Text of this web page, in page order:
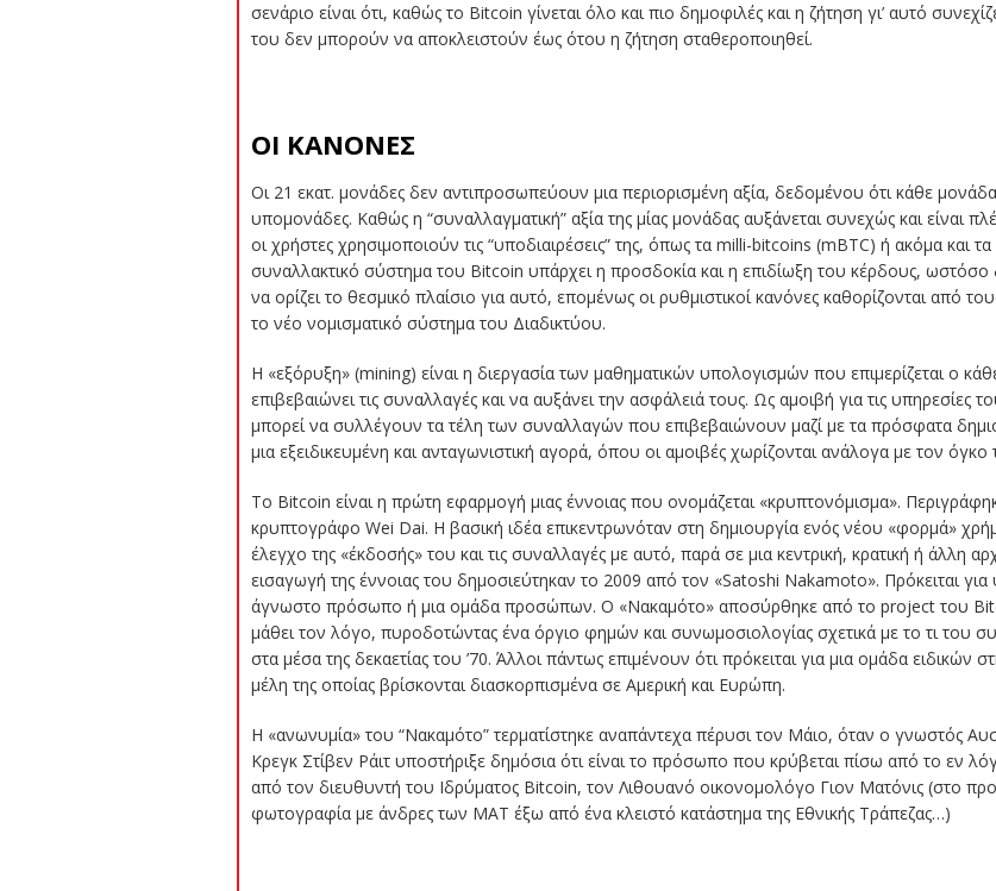
σενάριο είναι ότι, καθώς το Bitcoin γίνεται όλο και πιο δημοφιλές και η ζήτηση γι’ αυτό
του δεν μπορούν να αποκλειστούν έως ότου η ζήτηση σταθεροποιηθεί.
ΟΙ ΚΑΝΟΝΕΣ
Οι 21 εκατ. μονάδες δεν αντιπροσωπεύουν μια περιορισμένη αξία, δεδομένου ότι κάθε
υπομονάδες. Καθώς η “συναλλαγματική” αξία της μίας μονάδας αυξάνεται συνεχώς και είναι
οι χρήστες χρησιμοποιούν τις “υποδιαιρέσεις” της, όπως τα milli-bitcoins (mBTC) ή ακόμα και
συναλλακτικό σύστημα του Bitcoin υπάρχει η προσδοκία και η επιδίωξη του κέρδους, ωστόσο
να ορίζει το θεσμικό πλαίσιο για αυτό, επομένως οι ρυθμιστικοί κανόνες καθορίζονται από
το νέο νομισματικό σύστημα του Διαδικτύου.
Η «εξόρυξη» (mining) είναι η διεργασία των μαθηματικών υπολογισμών που επιμερίζεται ο
επιβεβαιώνει τις συναλλαγές και να αυξάνει την ασφάλειά τους. Ως αμοιβή για τις υπηρεσίες
μπορεί να συλλέγουν τα τέλη των συναλλαγών που επιβεβαιώνουν μαζί με τα πρόσφατα
μια εξειδικευμένη και ανταγωνιστική αγορά, όπου οι αμοιβές χωρίζονται ανάλογα με τον
Το Bitcoin είναι η πρώτη εφαρμογή μιας έννοιας που ονομάζεται «κρυπτονόμισμα».
κρυπτογράφο Wei Dai. Η βασική ιδέα επικεντρωνόταν στη δημιουργία ενός νέου «φορμά»
έλεγχο της «έκδοσής» του και τις συναλλαγές με αυτό, παρά σε μια κεντρική, κρατική ή άλλη
εισαγωγή της έννοιας του δημοσιεύτηκαν το 2009 από τον «Satoshi Nakamoto». Πρόκειται
άγνωστο πρόσωπο ή μια ομάδα προσώπων. Ο «Νακαμότο» αποσύρθηκε από το project του
μάθει τον λόγο, πυροδοτώντας ένα όργιο φημών και συνωμοσιολογίας σχετικά με το τι του
στα μέσα της δεκαετίας του ’70. Άλλοι πάντως επιμένουν ότι πρόκειται για μια ομάδα ειδικών
μέλη της οποίας βρίσκονται διασκορπισμένα σε Αμερική και Ευρώπη.
Η «ανωνυμία» του “Νακαμότο” τερματίστηκε αναπάντεχα πέρυσι τον Μάιο, όταν ο γνωστός
Κρεγκ Στίβεν Ράιτ υποστήριξε δημόσια ότι είναι το πρόσωπο που κρύβεται πίσω από το εν
από τον διευθυντή του Ιδρύματος Bitcoin, τον Λιθουανό οικονομολόγο Γιον Ματόνις (στο
φωτογραφία με άνδρες των ΜΑΤ έξω από ένα κλειστό κατάστημα της Εθνικής Τράπεζας…)